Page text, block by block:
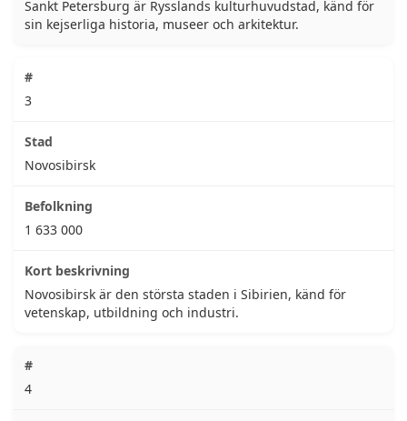
Sankt Petersburg är Rysslands kulturhuvudstad, känd för
sin kejserliga historia, museer och arkitektur.
3
Novosibirsk
1 633 000
Novosibirsk är den största staden i Sibirien, känd för
vetenskap, utbildning och industri.
4